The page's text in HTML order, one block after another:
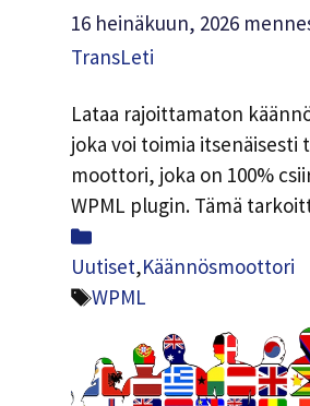
16 heinäkuun, 2026
TransLeti
Lataa rajoittamaton
joka voi toimia itsenäisesti
moottori, joka on 100%
WPML plugin. Tämä
Luokat
Uutiset,Käännösmoottori
Tunnisteet
WPML